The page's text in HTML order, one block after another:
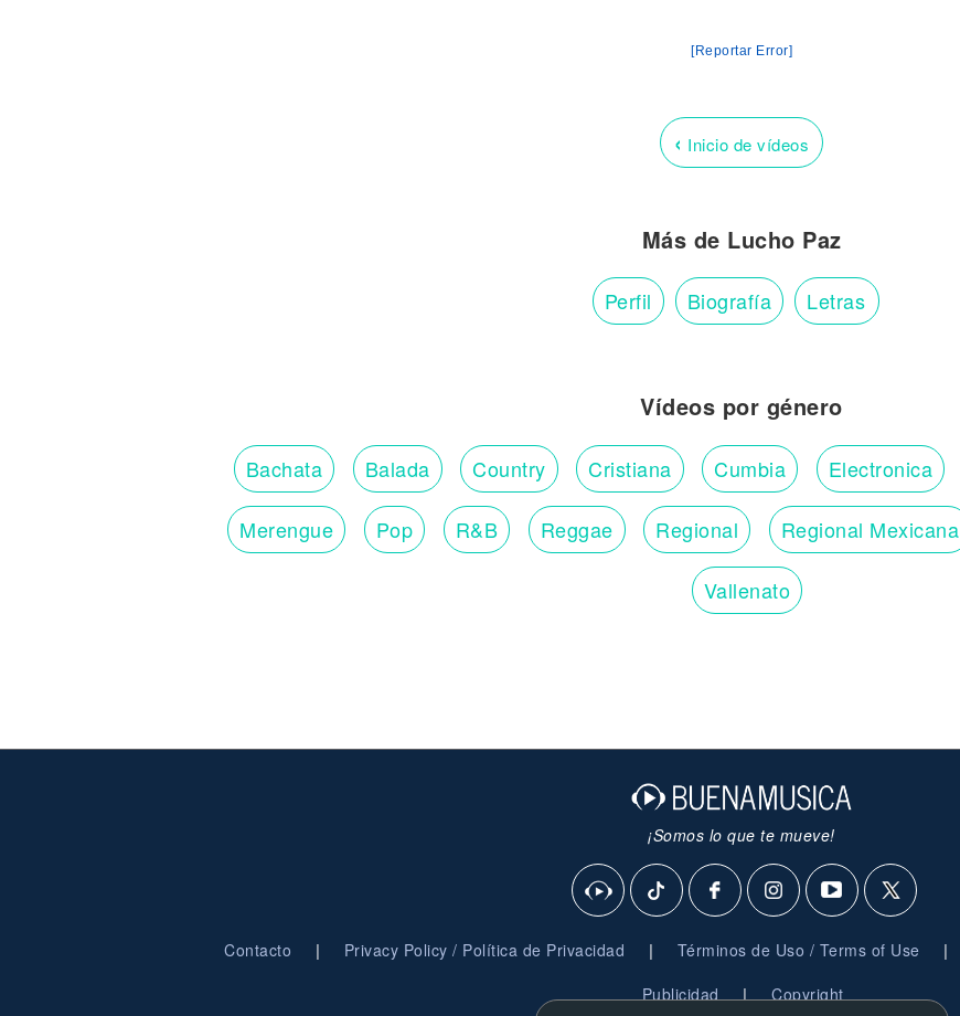
[Reportar Error]
‹ Inicio de vídeos
Más de Lucho Paz
Perfil Biografía Letras
Vídeos por género
Bachata Balada Country Cristiana Cumbia Electronica
Merengue Pop R&B Reggae Regional Regional Mexicana
Vallenato
¡Somos lo que te mueve!
Contacto | Privacy Policy / Política de Privacidad | Términos de Uso / Terms of Use |
Publicidad | Copyright